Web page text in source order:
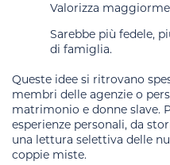
Valorizza
Sarebbe più fedele,
di famiglia.
Queste idee si ritrovano
membri delle agenzie o
matrimonio e donne slave.
esperienze personali, da
una lettura selettiva delle
coppie miste.